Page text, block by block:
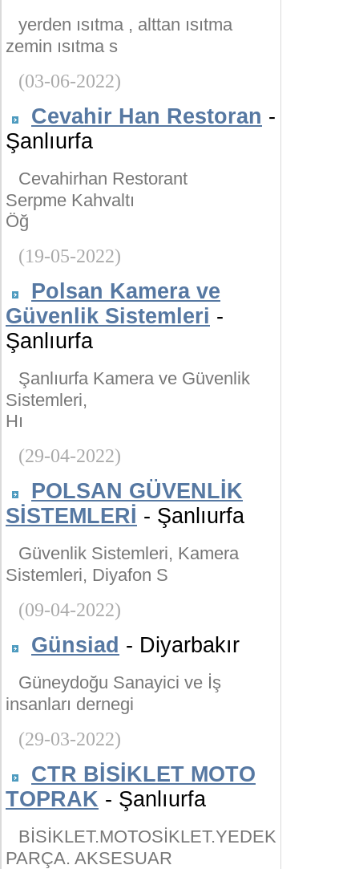
yerden ısıtma , alttan ısıtma
zemin ısıtma s
(03-06-2022)
Cevahir Han Restoran -
Şanlıurfa
Cevahirhan Restorant
Serpme Kahvaltı
Öğ
(19-05-2022)
Polsan Kamera ve
Güvenlik Sistemleri -
Şanlıurfa
Şanlıurfa Kamera ve Güvenlik
Sistemleri,
Hı
(29-04-2022)
POLSAN GÜVENLİK
SİSTEMLERİ - Şanlıurfa
Güvenlik Sistemleri, Kamera
Sistemleri, Diyafon S
(09-04-2022)
Günsiad - Diyarbakır
Güneydoğu Sanayici ve İş
insanları dernegi
(29-03-2022)
CTR BİSİKLET MOTO
TOPRAK - Şanlıurfa
BİSİKLET.MOTOSİKLET.YEDEK
PARÇA. AKSESUAR